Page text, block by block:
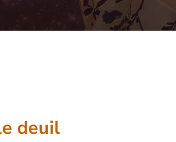
deuil